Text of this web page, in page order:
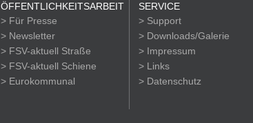
ÖFFENTLICHKEITSARBEIT
> Für Presse
> Newsletter
> FSV-aktuell Straße
> FSV-aktuell Schiene
> Eurokommunal
SERVICE
> Support
> Downloads/Galerie
> Impressum
> Links
> Datenschutz